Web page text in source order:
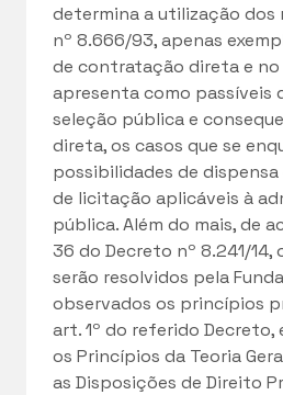
determina a utilização dos
nº 8.666/93, apenas
de contratação direta e no
apresenta como passíveis
seleção pública e
direta, os casos que se
possibilidades de
de licitação aplicáveis à
pública. Além do mais, de
36 do Decreto nº 8.241/14,
serão resolvidos pela
observados os princípios
art. 1º do referido
os Princípios da Teoria
as Disposições de Direito